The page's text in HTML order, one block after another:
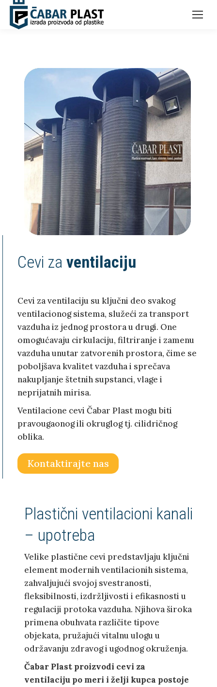
Cevi za ventilaciju
Cevi za ventilaciju su ključni deo svakog
ventilacionog sistema, služeći za transport
vazduha iz jednog prostora u drugi. One
omogućavaju cirkulaciju, filtriranje i zamenu
vazduha unutar zatvorenih prostora, čime se
poboljšava kvalitet vazduha i sprečava
nakupljanje štetnih supstanci, vlage i
neprijatnih mirisa.
Ventilacione cevi Čabar Plast mogu biti
pravougaonog ili okruglog tj. cilidričnog
oblika.
Kontaktirajte nas
Plastični ventilacioni kanali
– upotreba
Velike plastične cevi predstavljaju ključni
element modernih ventilacionih sistema,
zahvaljujući svojoj svestranosti,
fleksibilnosti, izdržljivosti i efikasnosti u
regulaciji protoka vazduha. Njihova široka
primena obuhvata različite tipove
objekata, pružajući vitalnu ulogu u
održavanju zdravog i ugodnog okruženja.
Čabar Plast proizvodi cevi za
ventilaciju po meri i želji kupca postoje